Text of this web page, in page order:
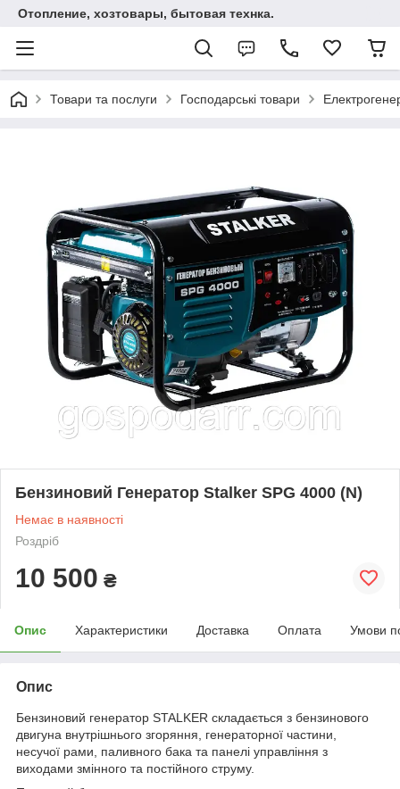
Отопление, хозтовары, бытовая технка.
Товари та послуги Господарські товари
Бензиновий Генератор Stalker SPG 4000 (N)
Немає в наявності
Роздріб
10 500 ₴
Опис Характеристики Доставка Оплата Умови
Опис
Бензиновий генератор STALKER складається з бензинового
двигуна внутрішнього згоряння, генераторної частини,
несучої рами, паливного бака та панелі управління з
виходами змінного та постійного струму.